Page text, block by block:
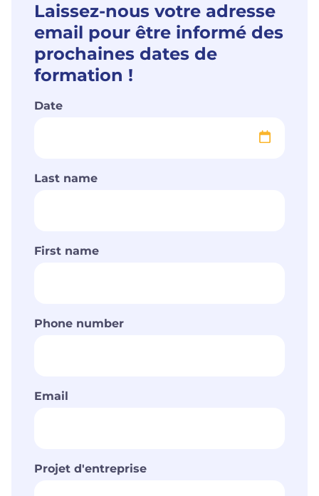
Laissez-nous votre adresse
email pour être informé des
prochaines dates de
formation !
Date
Last name
First name
Phone number
Email
Projet d'entreprise